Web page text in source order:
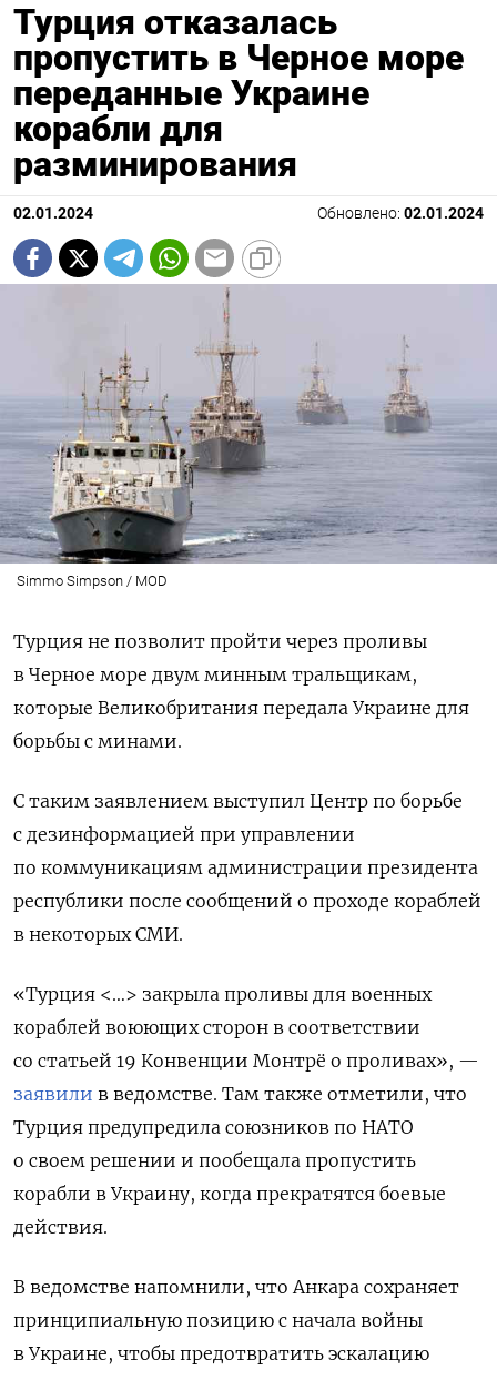
Турция отказалась
пропустить в Черное море
переданные Украине
корабли для
разминирования
02.01.2024 Обновлено: 02.01.2024
Simmo Simpson / MOD
Турция не позволит пройти через проливы
в Черное море двум минным тральщикам,
которые Великобритания передала Украине для
борьбы с минами.
С таким заявлением выступил Центр по борьбе
с дезинформацией при управлении
по коммуникациям администрации президента
республики после сообщений о проходе кораблей
в некоторых СМИ.
«Турция <…> закрыла проливы для военных
кораблей воюющих сторон в соответствии
со статьей 19 Конвенции Монтрё о проливах», —
заявили в ведомстве. Там также отметили, что
Турция предупредила союзников по НАТО
о своем решении и пообещала пропустить
корабли в Украину, когда прекратятся боевые
действия.
В ведомстве напомнили, что Анкара сохраняет
принципиальную позицию с начала войны
в Украине, чтобы предотвратить эскалацию